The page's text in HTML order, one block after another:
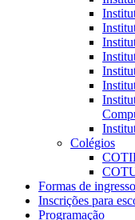
Colégios
Formas de ingresso
Inscrições para
Programação